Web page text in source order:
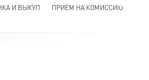
И ВЫКУП
ПРИЕМ НА КОМИССИЮ